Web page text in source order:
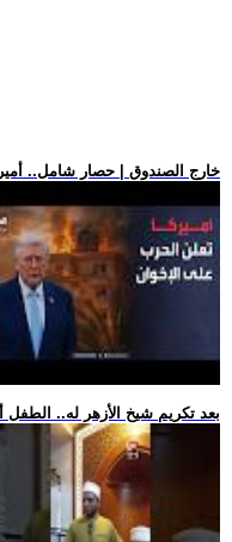
.. خارج الصندوق | حصار شامل..
.. بعد تكريم شيخ الأزهر له..